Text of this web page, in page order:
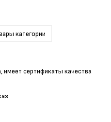
категории
имеет сертификаты качества